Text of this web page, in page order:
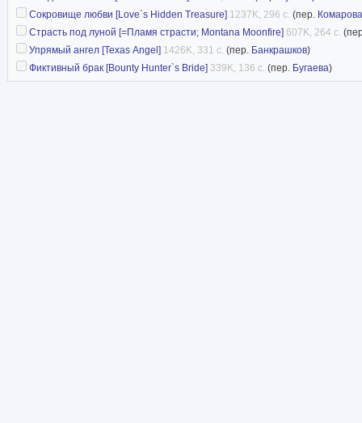
Сокровище любви [Love`s Hidden Treasure] 1237K, 296 с. (пер. Комарова
Страсть под луной [=Пламя страсти; Montana Moonfire] 607K, 264 с.
Упрямый ангел [Texas Angel] 1426K, 331 с. (пер. Банкрашков)
Фиктивный брак [Bounty Hunter`s Bride] 339K, 136 с. (пер. Бугаева)